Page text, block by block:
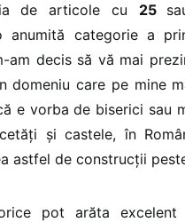
de articole cu 25
anumită categorie a
am decis să vă mai
domeniu care pe mine
e vorba de biserici sau
și castele, în
astfel de construcții
pot arăta